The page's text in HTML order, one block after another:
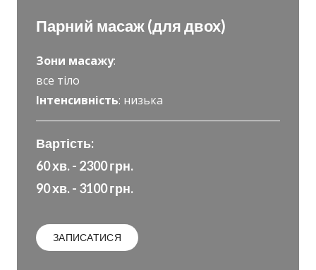
Парний масаж (для двох)
Зони масажу:
все тіло
Інтенсивність: низька
Вартість:
60 хв. - 2300 грн.
90 хв. - 3100 грн.
ЗАПИСАТИСЯ